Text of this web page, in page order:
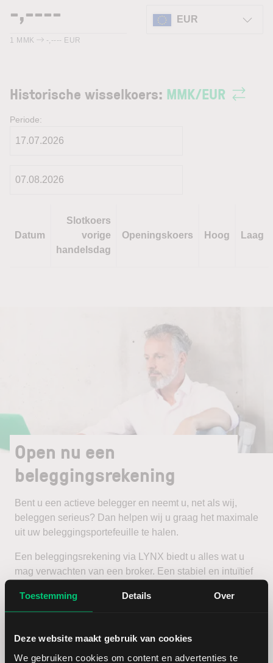
Toestemming Details Over
Deze website maakt gebruik van cookies
We gebruiken cookies om content en advertenties te
EUR
1 MMK -,---- EUR
Historische wisselkoers: MMK/EUR
Periode:
Datum
Slotkoers
vorige
handelsdag
Openingskoers Hoog Laag
Open nu een
beleggingsrekening
Bent u een actieve belegger en neemt u, net als wij,
beleggen serieus? Dan helpen wij u graag het maximale
uit uw beleggingsportefeuille te halen.
Een beleggingsrekening via LYNX biedt u alles wat u
mag verwachten van een broker. Een stabiel en intuïtief
uitgebreid aanbod van beleggingsproducten en
beurzen.
Open een beleggingsrekening